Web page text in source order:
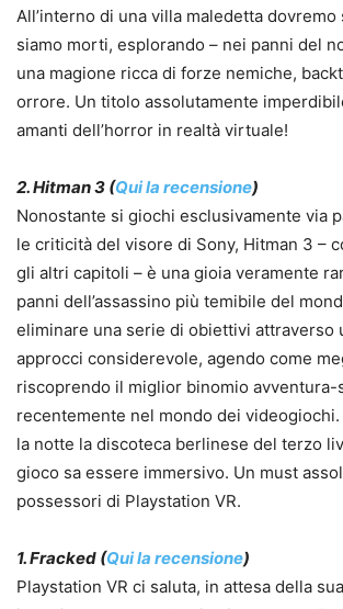
All’interno di una villa maledetta
siamo morti, esplorando – nei panni del
una magione ricca di forze nemiche,
orrore. Un titolo assolutamente
amanti dell’horror in realtà virtuale!
2. Hitman 3 (Qui la recensione)
Nonostante si giochi esclusivamente via
le criticità del visore di Sony, Hitman 3 –
gli altri capitoli – è una gioia veramente
panni dell’assassino più temibile del
eliminare una serie di obiettivi attraverso
approcci considerevole, agendo come
riscoprendo il miglior binomio avventura-
recentemente nel mondo dei
la notte la discoteca berlinese del terzo
gioco sa essere immersivo. Un must
possessori di Playstation VR.
1. Fracked (Qui la recensione)
Playstation VR ci saluta, in attesa della